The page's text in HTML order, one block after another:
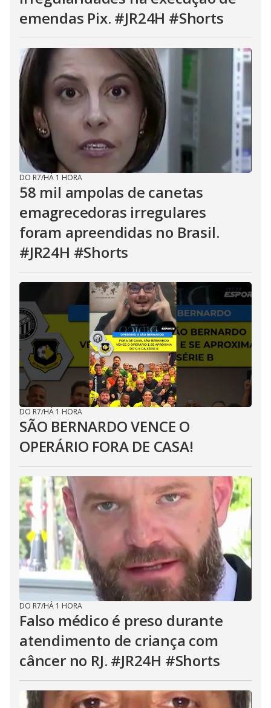
emendas Pix. #JR24H #Shorts
DO R7/HÁ 1 HORA
58 mil ampolas de canetas
emagrecedoras irregulares
foram apreendidas no Brasil.
#JR24H #Shorts
DO R7/HÁ 1 HORA
SÃO BERNARDO VENCE O
OPERÁRIO FORA DE CASA!
DO R7/HÁ 1 HORA
Falso médico é preso durante
atendimento de criança com
câncer no RJ. #JR24H #Shorts